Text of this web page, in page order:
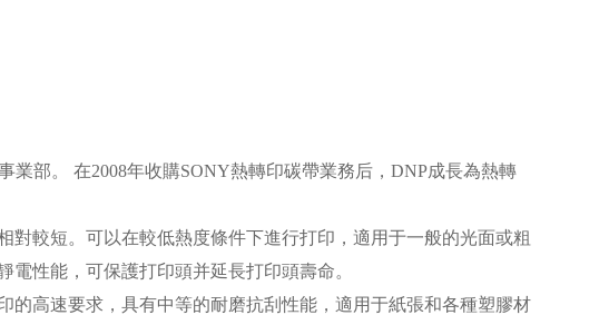
業部。 在2008年收購SONY熱轉印碳帶業務后，DNP成長為熱轉
較短。可以在較低熱度條件下進行打印，適用于一般的光面或粗
性能，可保護打印頭并延長打印頭壽命。
高速要求，具有中等的耐磨抗刮性能，適用于紙張和各種塑膠材